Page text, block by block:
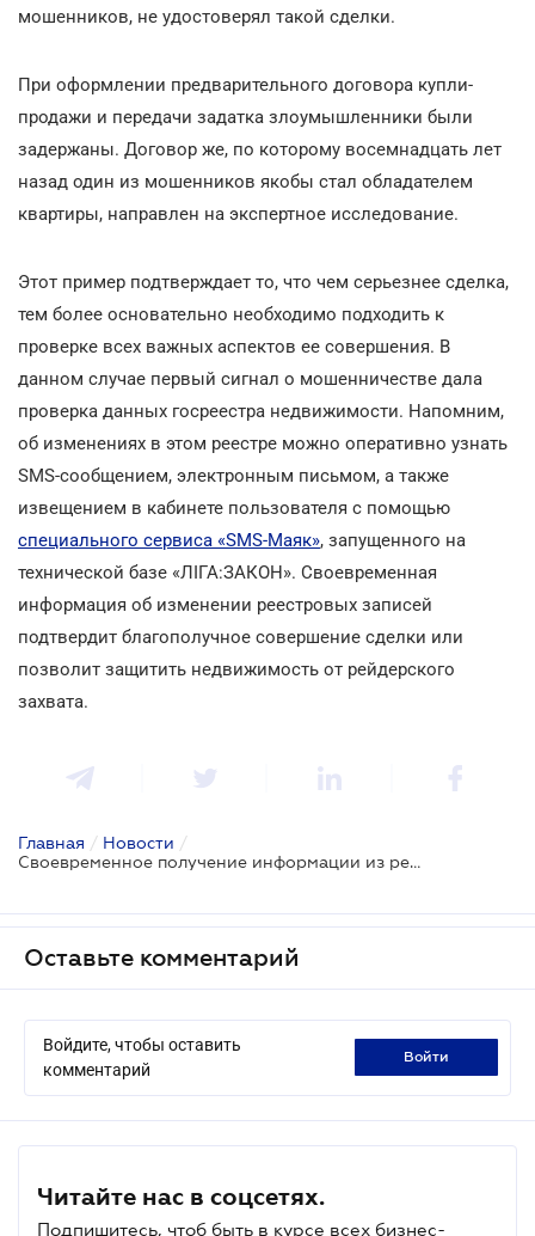
мошенников, не удостоверял такой сделки.
При оформлении предварительного договора купли-
продажи и передачи задатка злоумышленники были
задержаны. Договор же, по которому восемнадцать лет
назад один из мошенников якобы стал обладателем
квартиры, направлен на экспертное исследование.
Этот пример подтверждает то, что чем серьезнее сделка,
тем более основательно необходимо подходить к
проверке всех важных аспектов ее совершения. В
данном случае первый сигнал о мошенничестве дала
проверка данных госреестра недвижимости. Напомним,
об изменениях в этом реестре можно оперативно узнать
SMS-сообщением, электронным письмом, а также
извещением в кабинете пользователя с помощью
специального сервиса «SMS-Маяк», запущенного на
технической базе «ЛІГА:ЗАКОН». Своевременная
информация об изменении реестровых записей
подтвердит благополучное совершение сделки или
позволит защитить недвижимость от рейдерского
захвата.
Главная / Новости /
Своевременное получение информации из реестра помогло избежать больших потерь
Оставьте комментарий
Войдите, чтобы оставить
комментарий
войти
Читайте нас в соцсетях.
Подпишитесь, чтоб быть в курсе всех бизнес-